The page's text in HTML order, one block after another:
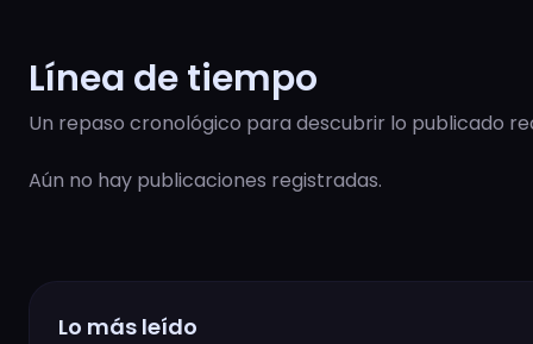
Línea de tiempo
Un repaso cronológico para descubrir lo publicado
Aún no hay publicaciones registradas.
Lo más leído